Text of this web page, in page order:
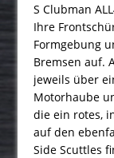
S Clubman
Ihre
Formgebung
Bremsen auf.
jeweils über
Motorhaube
die ein rotes,
auf den
Side Scuttles